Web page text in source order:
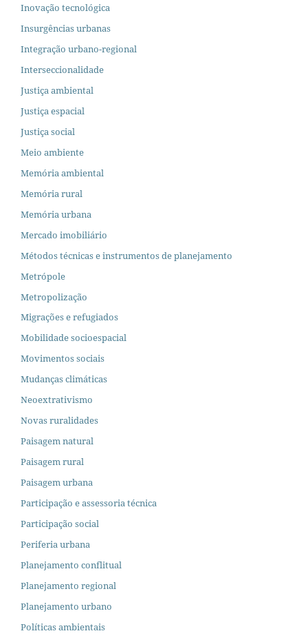
Inovação tecnológica
Insurgências urbanas
Integração urbano-regional
Interseccionalidade
Justiça ambiental
Justiça espacial
Justiça social
Meio ambiente
Memória ambiental
Memória rural
Memória urbana
Mercado imobiliário
Métodos técnicas e instrumentos de planejamento
Metrópole
Metropolização
Migrações e refugiados
Mobilidade socioespacial
Movimentos sociais
Mudanças climáticas
Neoextrativismo
Novas ruralidades
Paisagem natural
Paisagem rural
Paisagem urbana
Participação e assessoria técnica
Participação social
Periferia urbana
Planejamento conflitual
Planejamento regional
Planejamento urbano
Políticas ambientais